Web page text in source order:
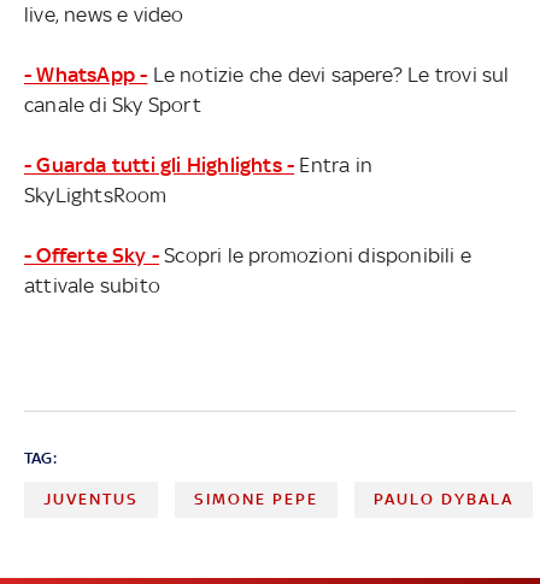
live, news e video
- WhatsApp - Le notizie che devi sapere? Le trovi sul
canale di Sky Sport
- Guarda tutti gli Highlights - Entra in
SkyLightsRoom
- Offerte Sky - Scopri le promozioni disponibili e
attivale subito
TAG:
JUVENTUS SIMONE PEPE PAULO DYBALA